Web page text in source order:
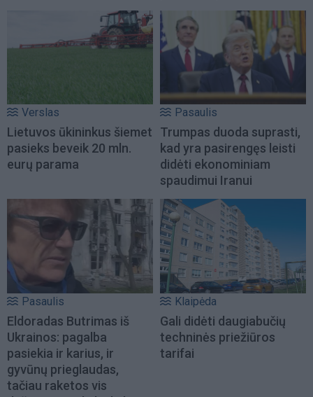
Verslas
Lietuvos ūkininkus šiemet
pasieks beveik 20 mln.
eurų parama
Pasaulis
Trumpas duoda suprasti,
kad yra pasirengęs leisti
didėti ekonominiam
spaudimui Iranui
Pasaulis
Eldoradas Butrimas iš
Ukrainos: pagalba
pasiekia ir karius, ir
gyvūnų prieglaudas,
tačiau raketos vis
Klaipėda
Gali didėti daugiabučių
techninės priežiūros
tarifai